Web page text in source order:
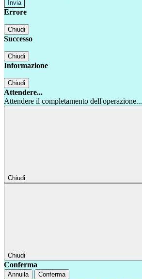
Errore
Chiudi
Successo
Chiudi
Informazione
Chiudi
Attendere...
Attendere il completamento dell'operazione...
Chiudi
Chiudi
Conferma
Annulla Conferma